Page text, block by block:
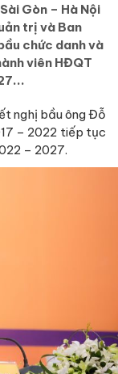
Gòn – Hà Nội
trị và Ban
chức danh và
viên HĐQT
nghị bầu ông Đỗ
– 2022 tiếp tục
– 2027.